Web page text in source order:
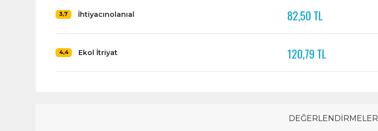
3,7 İhtiyacınolanıal 82,50 TL
4,4 Ekol İtriyat 120,79 TL
DEĞERLENDİRMELER